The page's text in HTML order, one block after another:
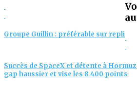
Groupe Guillin : préférable sur repli
Succès de SpaceX et détente à Hormuz
gap haussier et vise les 8 400 points